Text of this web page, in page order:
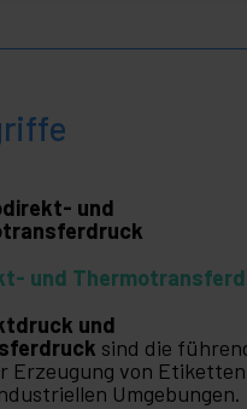
und
und
und
sind die
Erzeugung von
Umgebungen.